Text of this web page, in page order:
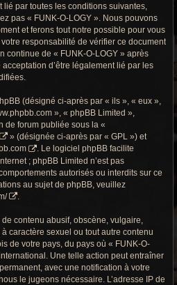
c
o
lié par toutes les conditions suivantes,
pas « FUNK-O-LOGY ». Nous pouvons
et ferons tout notre possible pour vous
responsabilité de vérifier ce document
continue de « FUNK-O-LOGY » après
d’être légalement lié par les
(désigné ci-après par « ils », « eux »,
», « phpBB Limited »,
de forum publiée sous la «
» (désignée ci-après par « GPL ») et
. Le logiciel phpBB facilite
; phpBB Limited n’est pas
autorisés ou interdits sur ce
au sujet de phpBB, veuillez
contenu abusif, obscène, vulgaire,
caractère sexuel ou tout autre contenu
de votre pays, du pays où « FUNK-O-
Une telle action peut entraîner
avec une notification à votre
le jugeons nécessaire. L’adresse IP de